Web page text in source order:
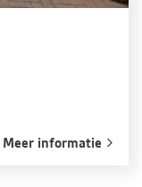
Meer informatie